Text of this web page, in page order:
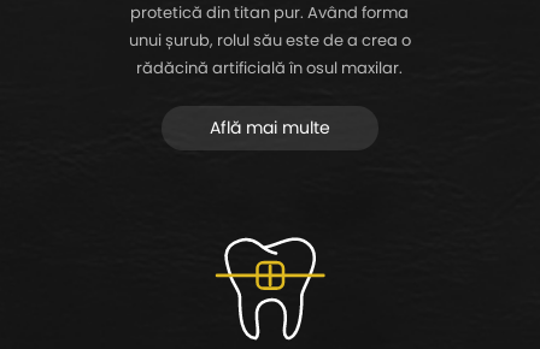
protetică din titan pur. Având forma
unui șurub, rolul său este de a crea o
rădăcină artificială în osul maxilar.
Află mai multe